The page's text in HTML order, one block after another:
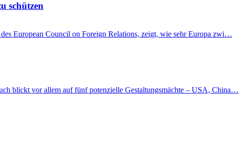
schützen
European Council on Foreign Relations, zeigt, wie sehr Europa zwi…
blickt vor allem auf fünf potenzielle Gestaltungsmächte – USA, China…